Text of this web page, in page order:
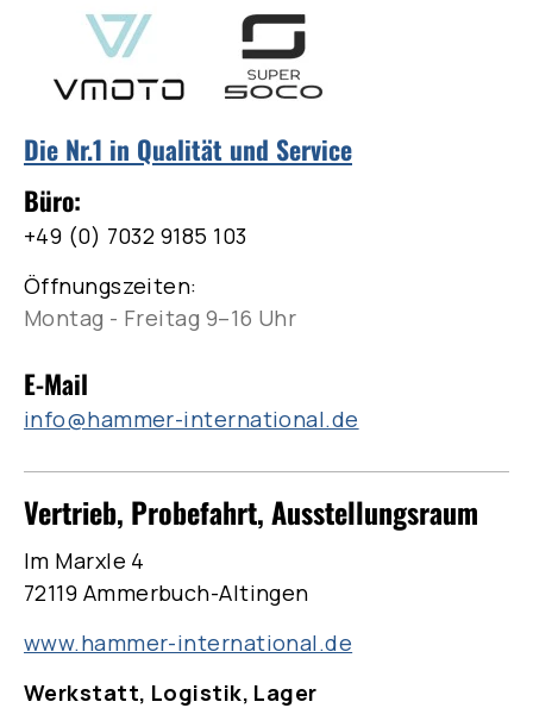
Die Nr.1 in Qualität und Service
Büro:
+49 (0) 7032 9185 103
Öffnungszeiten:
Montag - Freitag 9–16 Uhr
E-Mail
info@hammer-international.de
Vertrieb, Probefahrt, Ausstellungsraum
Im Marxle 4
72119 Ammerbuch-Altingen
www.hammer-international.de
Werkstatt, Logistik, Lager